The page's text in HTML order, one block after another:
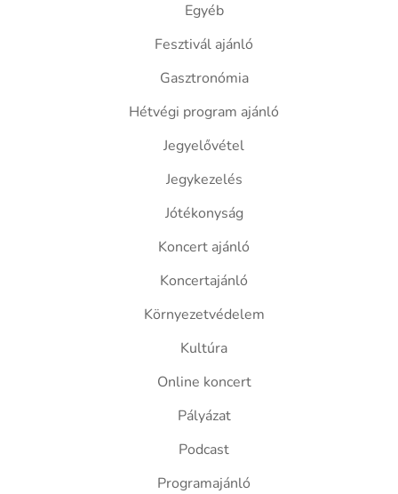
Egyéb
Fesztivál ajánló
Gasztronómia
Hétvégi program ajánló
Jegyelővétel
Jegykezelés
Jótékonyság
Koncert ajánló
Koncertajánló
Környezetvédelem
Kultúra
Online koncert
Pályázat
Podcast
Programajánló